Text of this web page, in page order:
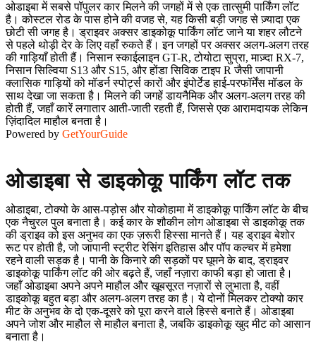
ओडाइबा में सबसे पॉपुलर कार मिलने की जगहों में से एक तात्सुमी पार्किंग लॉट
है। कोस्टल रोड के पास होने की वजह से, यह किसी बड़ी जगह से ज़्यादा एक
छोटी सी जगह है। ड्राइवर अक्सर डाइकोकू पार्किंग लॉट जाने या शहर लौटने
से पहले थोड़ी देर के लिए वहाँ रुकते हैं। इन जगहों पर अक्सर अलग-अलग तरह
की गाड़ियाँ होती हैं। निसान स्काईलाइन GT-R, टोयोटा सुप्रा, माज़्दा RX-7,
निसान सिल्विया S13 और S15, और होंडा सिविक टाइप R जैसी जापानी
क्लासिक गाड़ियों को मॉडर्न स्पोर्ट्स कारों और इंपोर्टेड हाई-परफॉर्मेंस मॉडल के
साथ देखा जा सकता है। मिलने की जगहें डायनैमिक और अलग-अलग तरह की
होती हैं, जहाँ कारें लगातार आती-जाती रहती हैं, जिससे एक आरामदायक लेकिन
ज़िंदादिल माहौल बनता है।
Powered by GetYourGuide
ओडाइबा से डाइकोकू पार्किंग लॉट तक
ओडाइबा, टोक्यो के आस-पड़ोस और योकोहामा में डाइकोकू पार्किंग लॉट के बीच
एक नैचुरल पुल बनाता है। कई कार के शौकीन लोग ओडाइबा से डाइकोकू तक
की ड्राइव को इस अनुभव का एक ज़रूरी हिस्सा मानते हैं। यह ड्राइव बेशोर
रूट पर होती है, जो जापानी स्ट्रीट रेसिंग इतिहास और पॉप कल्चर में हमेशा
रहने वाली सड़क है। पानी के किनारे की सड़कों पर घूमने के बाद, ड्राइवर
डाइकोकू पार्किंग लॉट की ओर बढ़ते हैं, जहाँ नज़ारा काफी बड़ा हो जाता है।
जहाँ ओडाइबा अपने अपने माहौल और खूबसूरत नज़ारों से लुभाता है, वहीं
डाइकोकू बहुत बड़ा और अलग-अलग तरह का है। ये दोनों मिलकर टोक्यो कार
मीट के अनुभव के दो एक-दूसरे को पूरा करने वाले हिस्से बनाते हैं। ओडाइबा
अपने जोश और माहौल से माहौल बनाता है, जबकि डाइकोकू खुद मीट को आसान
बनाता है।